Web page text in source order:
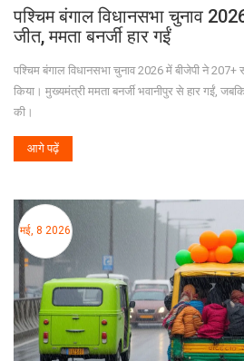
पश्चिम बंगाल विधानसभा चुनाव
जीत, ममता बनर्जी हार गईं
पश्चिम बंगाल विधानसभा चुनाव 2026 में बीजेपी ने
किया। मुख्यमंत्री ममता बनर्जी भवानीपुर से हार गईं,
की।
आगे पढ़ें
मई, 8 2026